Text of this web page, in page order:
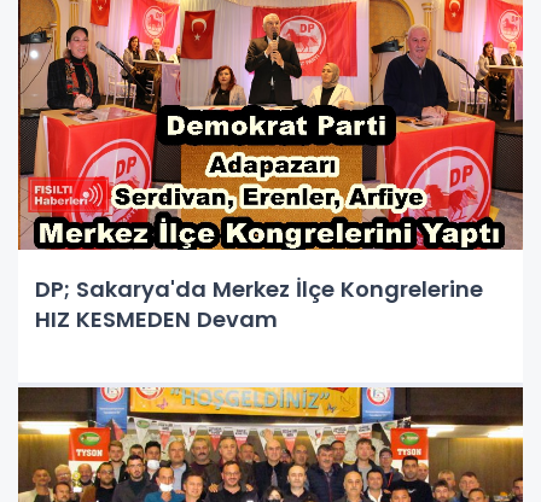
DP; Sakarya'da Merkez İlçe Kongrelerine
HIZ KESMEDEN Devam